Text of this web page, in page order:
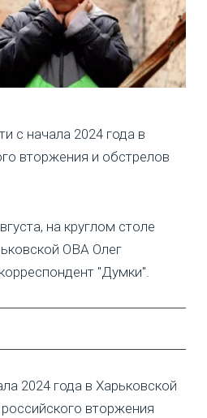
с начала 2024 года в
вторжения и обстрелов
на круглом столе
ОВА Олег
"Думки".
2024 года в Харьковской
вторжения